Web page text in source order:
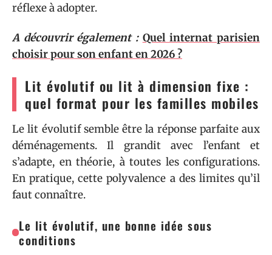
réflexe à adopter.
A découvrir également : Quel internat parisien
choisir pour son enfant en 2026 ?
Lit évolutif ou lit à dimension fixe :
quel format pour les familles mobiles
Le lit évolutif semble être la réponse parfaite aux
déménagements. Il grandit avec l’enfant et
s’adapte, en théorie, à toutes les configurations.
En pratique, cette polyvalence a des limites qu’il
faut connaître.
Le lit évolutif, une bonne idée sous
conditions